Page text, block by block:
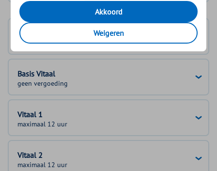
Basisverzekering
geen vergoeding
Basis Vitaal
geen vergoeding
Vitaal 1
maximaal 12 uur
Vitaal 2
maximaal 12 uur
Akkoord
Weigeren